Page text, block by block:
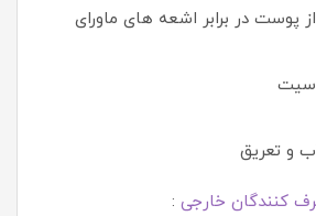
پوست در برابر اشعه های ماورای
و تعریق
کنندگان خارجی :